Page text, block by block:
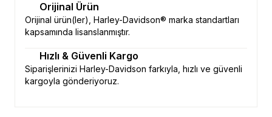
Orijinal Ürün
Orijinal ürün(ler), Harley-Davidson® marka standartları
kapsamında lisanslanmıştır.
Hızlı & Güvenli Kargo
Siparişlerinizi Harley-Davidson farkıyla, hızlı ve güvenli
kargoyla gönderiyoruz.